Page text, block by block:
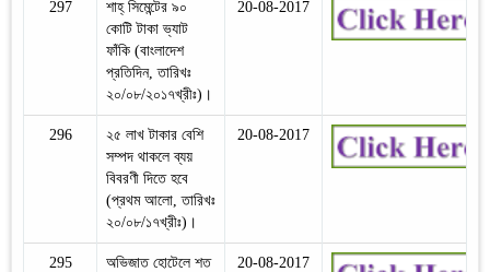
297
শাহ্‌ সিমেন্টের ৯০
কোটি টাকা ভ্যাট
ফাঁকি (বাংলাদেশ
প্রতিদিন, তারিখঃ
২০/০৮/২০১৭খ্রীঃ)।
20-08-2017
296
২৫ লাখ টাকার বেশি
সম্পদ থাকলে ব্যয়
বিবরণী দিতে হবে
(প্রথম আলো, তারিখঃ
২০/০৮/১৭খ্রীঃ)।
20-08-2017
295
অভিজাত হোটেলে শত
20-08-2017